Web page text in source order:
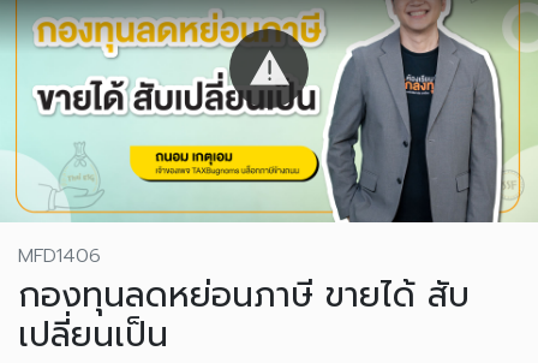
MFD1406
กองทุนลดหย่อนภาษี ขายได้ สับ
เปลี่ยนเป็น